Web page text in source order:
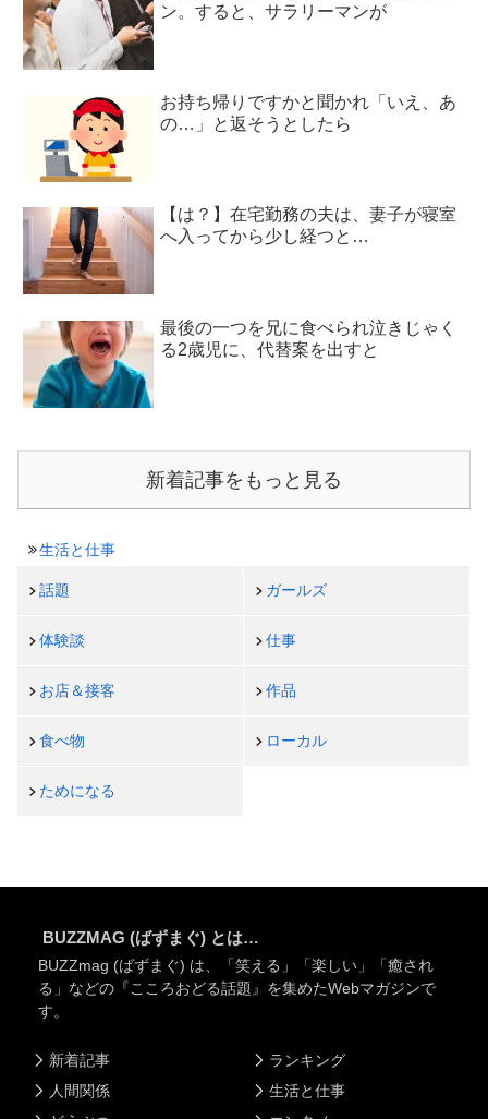
ン。すると、サラリーマンが
お持ち帰りですかと聞かれ「いえ、あ
の…」と返そうとしたら
【は？】在宅勤務の夫は、妻子が寝室
へ入ってから少し経つと…
最後の一つを兄に食べられ泣きじゃく
る2歳児に、代替案を出すと
新着記事をもっと見る
生活と仕事
話題 ガールズ
体験談 仕事
お店＆接客 作品
食べ物 ローカル
ためになる
BUZZMAG (ばずまぐ) とは…
BUZZmag (ばずまぐ) は、「笑える」「楽しい」「癒され
る」などの『こころおどる話題』を集めたWebマガジンで
す。
新着記事
人間関係
ランキング
生活と仕事